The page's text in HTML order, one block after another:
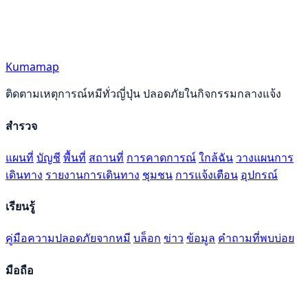
Kumamap
ติดตามเหตุการณ์หมีทั่วญี่ปุ่น ปลอดภัยในกิจกรรมกลางแจ้ง
สำรวจ
แผนที่ บัญชี พื้นที่ สถานที่ การคาดการณ์ใกล้ฉัน วางแผนการ
เดินทาง รายงานการเดินทาง ชุมชน การแจ้งเตือน อุปกรณ์
เรียนรู้
คู่มือความปลอดภัยจากหมี บล็อก ข่าว ข้อมูล คำถามที่พบบ่อย
มือถือ